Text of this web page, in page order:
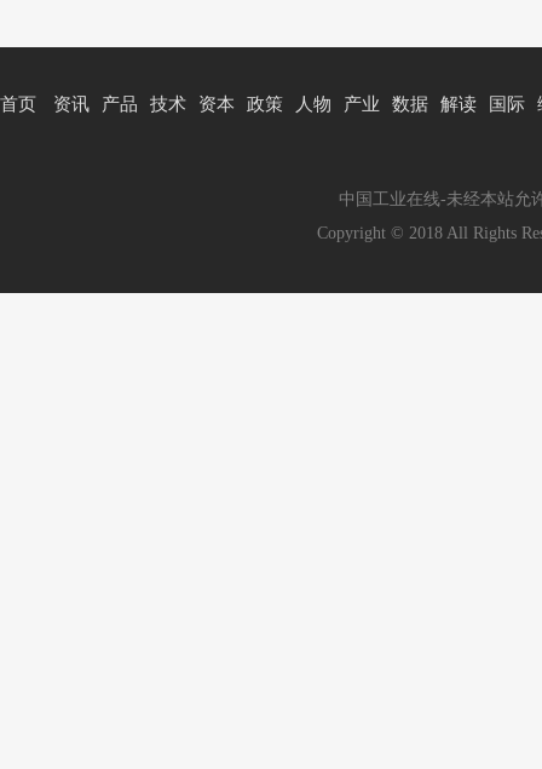
首页 资讯 产品 技术 资本 政策 人物 产业 数据 解读 国际
中国工业在线-未经本站允
Copyright © 2018 All Rights